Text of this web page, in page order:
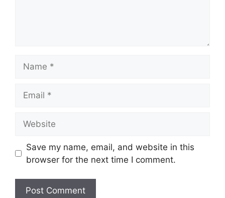
Save my name, email, and website in this
browser for the next time I comment.